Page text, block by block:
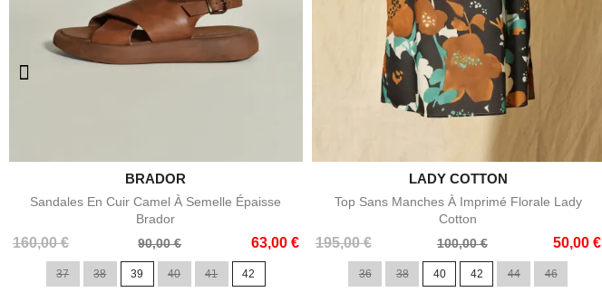
Aperçu rapide
BRADOR
Sandales En Cuir Camel À Semelle Épaisse
Brador
160,00 €
Prix
90,00 € 63,00 €
Prix
37 38 39 40 41 42
Aperçu rapide
LADY COTTON
Top Sans Manches À Imprimé Florale Lady
Cotton
195,00 €
Prix
100,00 € 50,00 €
Prix
36 38 40 42 44 46